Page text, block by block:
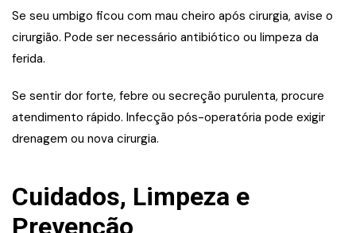
Se seu umbigo ficou com mau cheiro após cirurgia, avise o
cirurgião. Pode ser necessário antibiótico ou limpeza da
ferida.
Se sentir dor forte, febre ou secreção purulenta, procure
atendimento rápido. Infecção pós-operatória pode exigir
drenagem ou nova cirurgia.
Cuidados, Limpeza e